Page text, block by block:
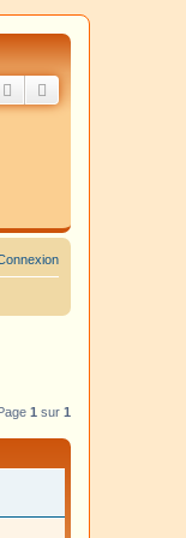
Rechercher
1 sur 1